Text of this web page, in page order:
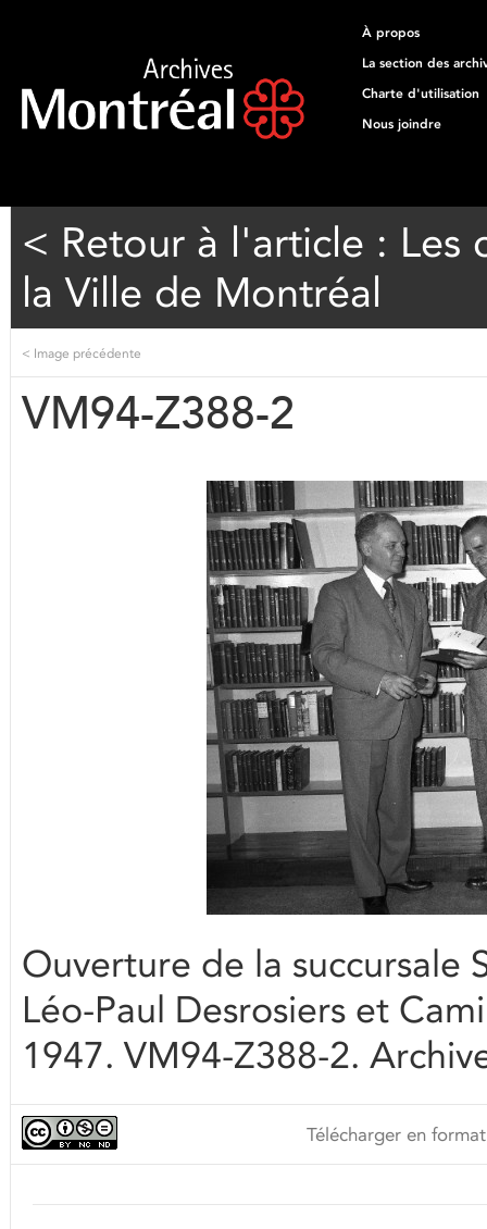
À propos
La section des
Charte d'utilisation
Nous joindre
< Retour à l'article : Les
la Ville de Montréal
< Image précédente
VM94-Z388-2
Ouverture de la succursale
Léo-Paul Desrosiers et
1947. VM94-Z388-2.
Télécharger en